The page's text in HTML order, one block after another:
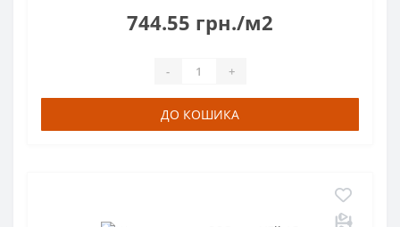
744.55 грн./м2
- +
ДО КОШИКА